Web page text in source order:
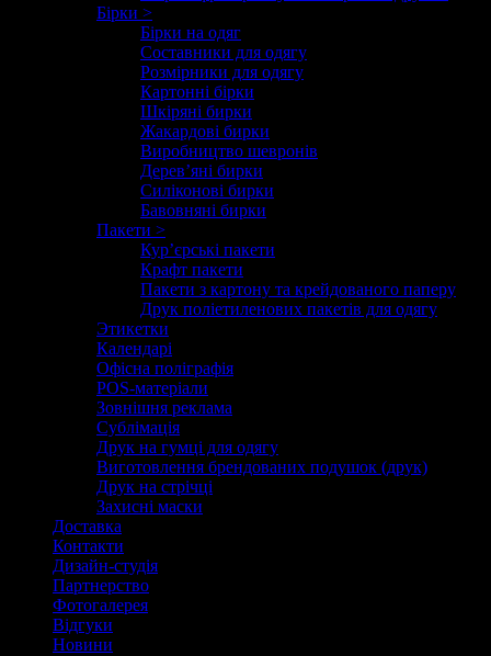
Бірки >
Бірки на одяг
Составники для одягу
Розмірники для одягу
Картонні бірки
Шкіряні бирки
Жакардові бирки
Виробництво шевронів
Дерев’яні бирки
Силіконові бирки
Бавовняні бирки
Пакети >
Кур’єрські пакети
Крафт пакети
Пакети з картону та крейдованого паперу
Друк поліетиленових пакетів для одягу
Этикетки
Календарі
Офісна поліграфія
POS-матеріали
Зовнішня реклама
Сублімація
Друк на гумці для одягу
Виготовлення брендованих подушок (друк)
Друк на стрічці
Захисні маски
Доставка
Контакти
Дизайн-студія
Партнерство
Фотогалерея
Відгуки
Новини